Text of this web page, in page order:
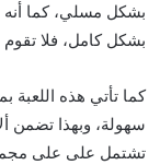
بشكل مسلي، كما أنه
بشكل كامل، فلا
كما تأتي هذه اللعبة
سهولة، وبهذا تضمن
تشتمل على على